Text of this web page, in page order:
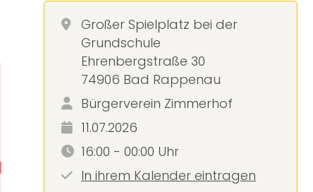
Großer Spielplatz bei der
Grundschule
Ehrenbergstraße 30
74906 Bad Rappenau
Bürgerverein Zimmerhof
11.07.2026
16:00 - 00:00 Uhr
In ihrem Kalender eintragen